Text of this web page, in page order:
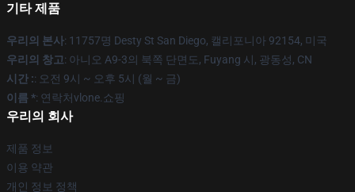
기타 제품
우리의 본사: 11757명 Desty St San Diego, 캘리포니아 92154, 미국
우리의 창고: 아니오 A9-3의 북쪽 단면도, Fuyang 시, 광동성, CN
시간 :: 오전 9시 ~ 오후 5시 (월 ~ 금)
이름 *: 연락처vlone.쇼핑
우리의 회사
제품 정보
이용 약관
개인 정보 정책